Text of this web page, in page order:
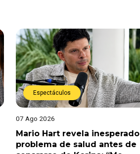
Espectáculos
07 Ago 2026
Mario Hart revela inesperado
problema de salud antes de